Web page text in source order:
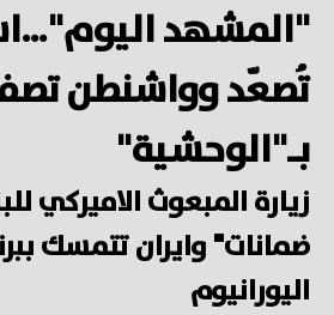
"المشهد
تُصعّد وواشنطن
بـ"الوحشية"
زيارة المبعوث الاميركي
ضمانات" وايران تتمسك
اليورانيوم